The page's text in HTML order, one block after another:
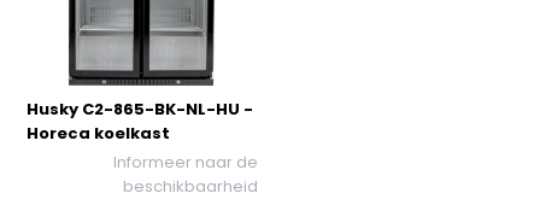
Husky C2-865-BK-NL-HU -
Horeca koelkast
Informeer naar de
beschikbaarheid